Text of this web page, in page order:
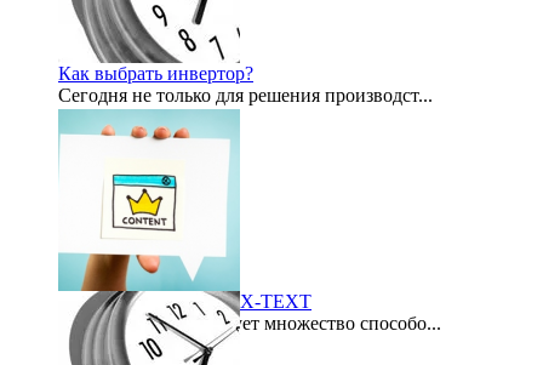
Как выбрать инвертор?
Сегодня не только для решения производст...
Биржа контента LYNIX-TEXT
В интернете существует множество способо...
2015-09-21